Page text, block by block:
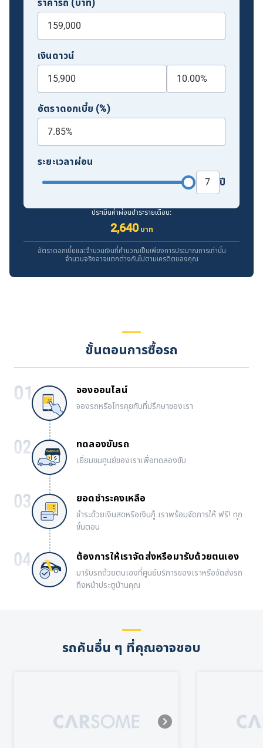
ราคารถ (บาท)
เงินดาวน์
อัตราดอกเบี้ย (%)
ระยะเวลาผ่อน
ปี
ประเมินค่าผ่อนชำระรายเดือน:
2,640 บาท
อัตราดอกเบี้ยและจำนวนเงินที่คำนวณเป็นเพียงการประมาณการเท่านั้น
จำนวนจริงอาจแตกต่างกันไปตามเครดิตของคุณ
ขั้นตอนการซื้อรถ
จองออนไลน์
จองรถหรือโทรคุยกับที่ปรึกษาของเรา
ทดลองขับรถ
เยี่ยมชมศูนย์ของเราเพื่อทดลองขับ
ยอดชำระคงเหลือ
ชำระด้วยเงินสดหรือเงินกู้ เราพร้อมจัดการให้ ฟรี! ทุก
ขั้นตอน
ต้องการให้เราจัดส่งหรือมารับด้วยตนเอง
มารับรถด้วยตนเองที่ศูนย์บริการของเราหรือจัดส่งรถ
ถึงหน้าประตูบ้านคุณ
รถคันอื่น ๆ ที่คุณอาจชอบ